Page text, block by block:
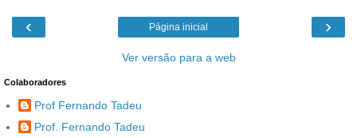
‹ ›
Página inicial
Ver versão para a web
Colaboradores
Prof Fernando Tadeu
Prof. Fernando Tadeu